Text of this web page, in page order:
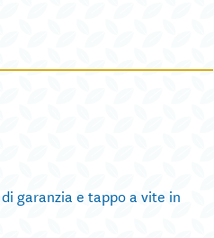
garanzia e tappo a vite in